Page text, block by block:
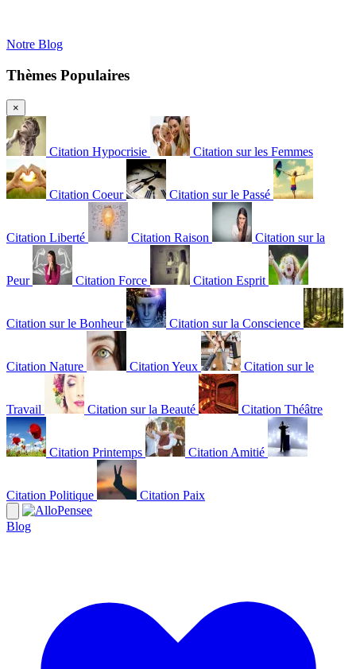
Notre Blog
Thèmes Populaires
×
Citation Hypocrisie Citation sur les Femmes
Citation Coeur Citation sur le Passé
Citation Liberté Citation Raison Citation sur la
Peur Citation Force Citation Esprit
Citation sur le Bonheur Citation sur la Conscience
Citation Nature Citation Yeux Citation sur le
Travail Citation sur la Beauté Citation Théâtre
Citation Printemps Citation Amitié
Citation Politique Citation Paix
Blog